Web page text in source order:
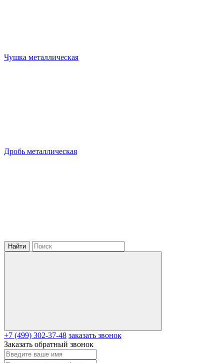
Чушка металлическая
Дробь металлическая
Найти
+7 (499) 302-37-48 заказать звонок
Заказать обратный звонок